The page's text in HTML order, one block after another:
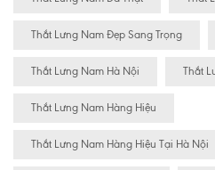
Thắt Lưng Nam Đẹp Sang Trọng
Thắt Lưng Nam Hà Nội Thắt
Thắt Lưng Nam Hàng Hiệu
Thắt Lưng Nam Hàng Hiệu Tại Hà Nội